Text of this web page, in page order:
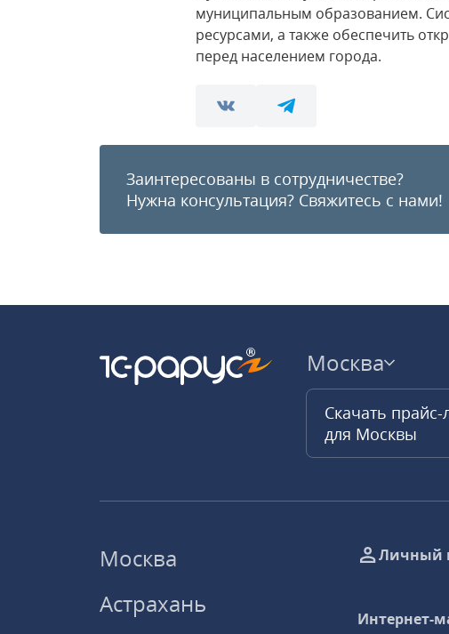
муниципальным образованием.
ресурсами, а также обеспечить
перед населением города.
Заинтересованы в сотрудничестве?
Нужна консультация? Свяжитесь с нами!
Москва
Скачать прайс-
для Москвы
Москва
Астрахань
Личный
Интернет-